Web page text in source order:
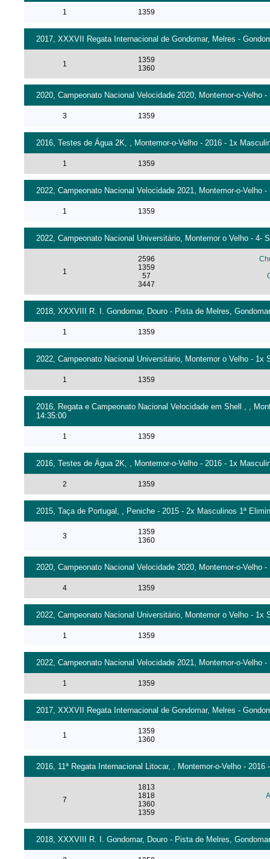
1 1359
2017, XXXVII Regata Internacional de Gondomar, Melres -
1
1359
1360
2020, Campeonato Nacional Velocidade 2020, Montemor-o-Velho
3 1359
2016, Testes de Água 2K, , Montemor-o-Velho - 2016 - 1x
1 1359
2022, Campeonato Nacional Velocidade 2021, Montemor-o-Velho
1 1359
2022, Campeonato Nacional Universitário, Montemor o Velho - 4-
1
2596
1359
57
3447
2018, XXXVIII R. I. Gondomar, Douro - Pista de Melres,
1 1359
2022, Campeonato Nacional Universitário, Montemor o Velho - 1x
1 1359
2016, Regata e Campeonato Nacional Velocidade em Shell , ,
14:35:00
1 1359
2016, Testes de Água 2K, , Montemor-o-Velho - 2016 - 1x
2 1359
2015, Taça de Portugal, , Peniche - 2015 - 2x Masculinos 1ª
3
1359
1360
2020, Campeonato Nacional Velocidade 2020, Montemor-o-Velho
4 1359
2022, Campeonato Nacional Universitário, Montemor o Velho - 1x
1 1359
2022, Campeonato Nacional Velocidade 2021, Montemor-o-Velho
1 1359
2017, XXXVII Regata Internacional de Gondomar, Melres -
1
1359
1360
2016, 11ª Regata Internacional Litocar, , Montemor-o-Velho -
7
1813
1818
1360
1359
2018, XXXVIII R. I. Gondomar, Douro - Pista de Melres,